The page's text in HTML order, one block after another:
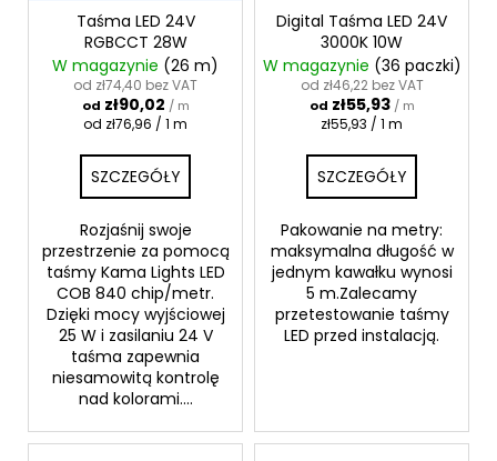
Taśma LED 24V
RGBCCT 28W
W magazynie (26 m)
od zł74,40 bez VAT
od zł90,02 / m
Cena
od zł76,96 / 1 m
SZCZEGÓŁY
Rozjaśnij swoje
przestrzenie za pomocą
taśmy Kama Lights LED
COB 840 chip/metr.
Dzięki mocy wyjściowej
25 W i zasilaniu 24 V
taśma zapewnia
niesamowitą kontrolę
nad kolorami....
Digital Taśma LED 24V
3000K 10W
W magazynie (36 paczki)
od zł46,22 bez VAT
od zł55,93 / m
Cena
zł55,93 / 1 m
SZCZEGÓŁY
Pakowanie na metry:
maksymalna długość w
jednym kawałku wynosi
5 m.Zalecamy
przetestowanie taśmy
LED przed instalacją.